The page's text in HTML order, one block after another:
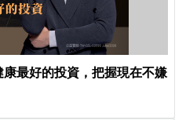
最好的投資，把握現在不嫌